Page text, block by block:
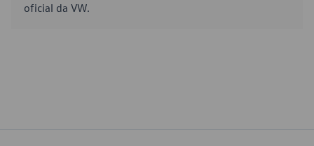
oficial da VW.